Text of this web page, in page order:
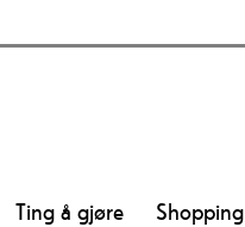
Ting å gjøre Shopping